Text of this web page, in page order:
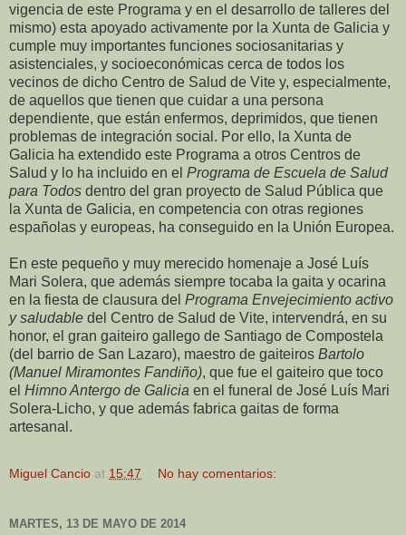
vigencia de este Programa y en el desarrollo de talleres del
mismo) esta apoyado activamente por la Xunta de Galicia y
cumple muy importantes funciones sociosanitarias y
asistenciales, y socioeconómicas cerca de todos los
vecinos de dicho Centro de Salud de Vite y, especialmente,
de aquellos que tienen que cuidar a una persona
dependiente, que están enfermos, deprimidos, que tienen
problemas de integración social. Por ello, la Xunta de
Galicia ha extendido este Programa a otros Centros de
Salud y lo ha incluido en el Programa de Escuela de Salud
para Todos dentro del gran proyecto de Salud Pública que
la Xunta de Galicia, en competencia con otras regiones
españolas y europeas, ha conseguido en la Unión Europea.
En este pequeño y muy merecido homenaje a José Luís
Mari Solera, que además siempre tocaba la gaita y ocarina
en la fiesta de clausura del Programa Envejecimiento activo
y saludable del Centro de Salud de Vite, intervendrá, en su
honor, el gran gaiteiro gallego de Santiago de Compostela
(del barrio de San Lazaro), maestro de gaiteiros Bartolo
(Manuel Miramontes Fandiño), que fue el gaiteiro que toco
el Himno Antergo de Galicia en el funeral de José Luís Mari
Solera-Licho, y que además fabrica gaitas de forma
artesanal.
Miguel Cancio at 15:47 No hay comentarios:
MARTES, 13 DE MAYO DE 2014